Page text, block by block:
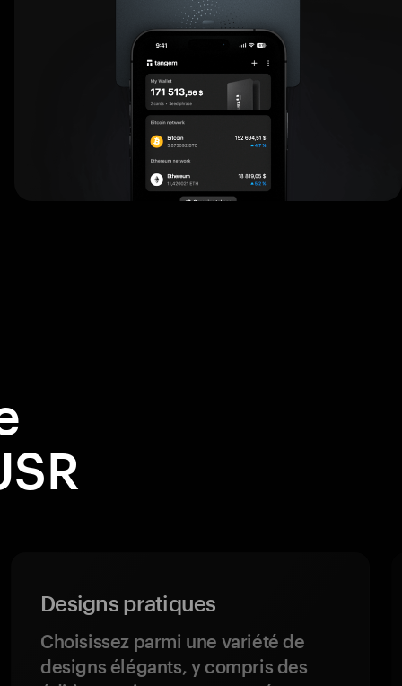
Designs pratiques
Choisissez parmi une variété de
designs élégants, y compris des